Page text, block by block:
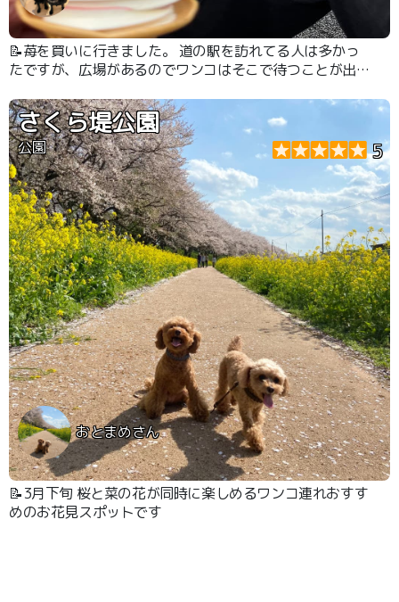
📝苺を買いに行きました。 道の駅を訪れてる人は多かっ
たですが、広場があるのでワンコはそこで待つことが出来
さくら堤公園
公園 5
おとまめさん
📝3月下旬 桜と菜の花が同時に楽しめるワンコ連れおすす
めのお花見スポットです